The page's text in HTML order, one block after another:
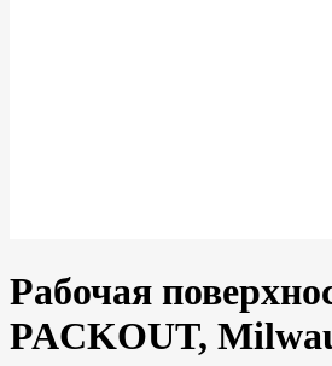
Рабочая
PACKOUT,